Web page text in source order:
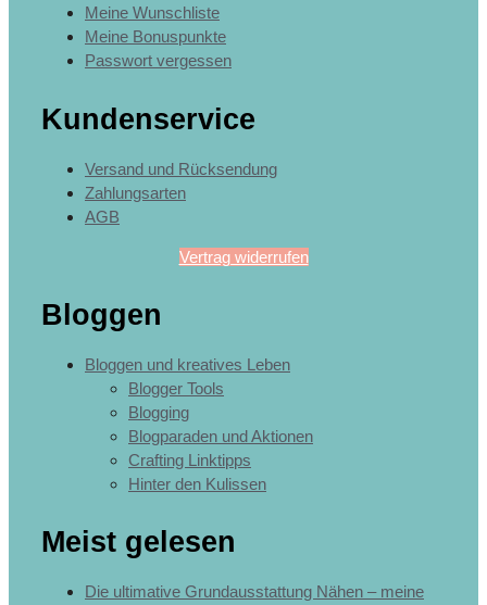
Meine Wunschliste
Meine Bonuspunkte
Passwort vergessen
Kundenservice
Versand und Rücksendung
Zahlungsarten
AGB
Vertrag widerrufen
Bloggen
Bloggen und kreatives Leben
Blogger Tools
Blogging
Blogparaden und Aktionen
Crafting Linktipps
Hinter den Kulissen
Meist gelesen
Die ultimative Grundausstattung Nähen – meine